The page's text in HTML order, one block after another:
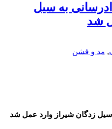
به سیل
و فشن
زدگان شیراز وارد عمل شد